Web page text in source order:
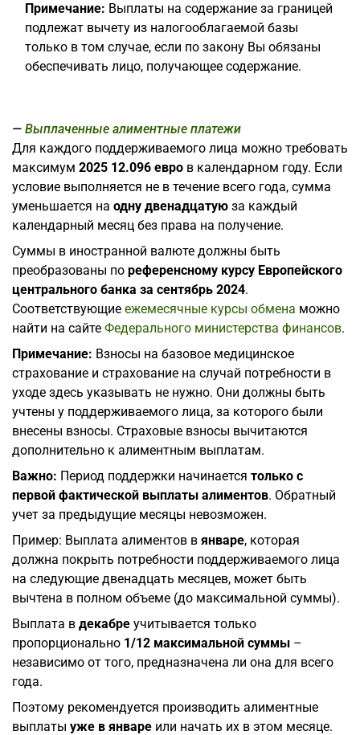
Примечание: Выплаты на содержание за границей
подлежат вычету из налогооблагаемой базы
только в том случае, если по закону Вы обязаны
обеспечивать лицо, получающее содержание.
Выплаченные алиментные платежи
Для каждого поддерживаемого лица можно требовать
максимум 2025 12.096 евро в календарном году. Если
условие выполняется не в течение всего года, сумма
уменьшается на одну двенадцатую за каждый
календарный месяц без права на получение.
Суммы в иностранной валюте должны быть
преобразованы по референсному курсу Европейского
центрального банка за сентябрь 2024.
Соответствующие ежемесячные курсы обмена можно
найти на сайте Федерального министерства финансов.
Примечание: Взносы на базовое медицинское
страхование и страхование на случай потребности в
уходе здесь указывать не нужно. Они должны быть
учтены у поддерживаемого лица, за которого были
внесены взносы. Страховые взносы вычитаются
дополнительно к алиментным выплатам.
Важно: Период поддержки начинается только с
первой фактической выплаты алиментов. Обратный
учет за предыдущие месяцы невозможен.
Пример: Выплата алиментов в январе, которая
должна покрыть потребности поддерживаемого лица
на следующие двенадцать месяцев, может быть
вычтена в полном объеме (до максимальной суммы).
Выплата в декабре учитывается только
пропорционально 1/12 максимальной суммы –
независимо от того, предназначена ли она для всего
года.
Поэтому рекомендуется производить алиментные
выплаты уже в январе или начать их в этом месяце.